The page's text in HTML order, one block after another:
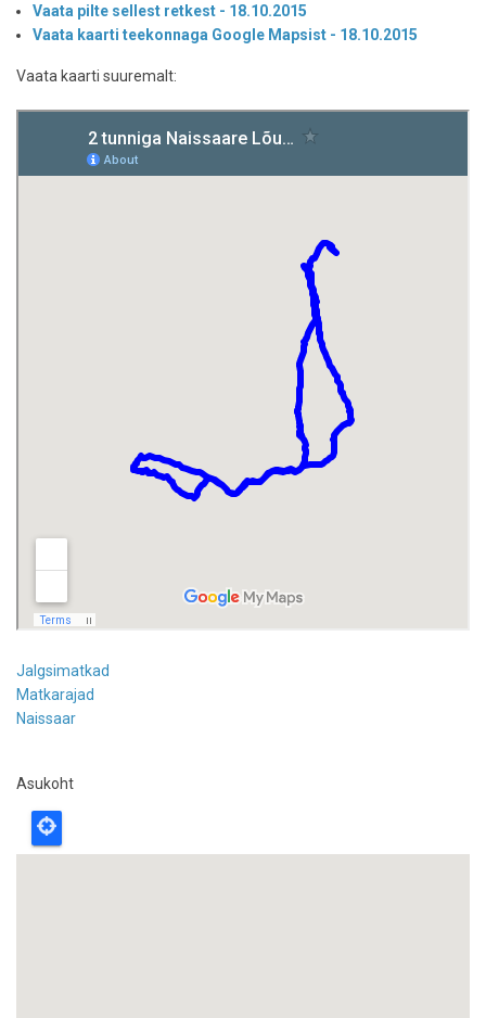
Vaata pilte sellest retkest - 18.10.2015
Vaata kaarti teekonnaga Google Mapsist - 18.10.2015
Vaata kaarti suuremalt:
Jalgsimatkad
Matkarajad
Naissaar
Asukoht